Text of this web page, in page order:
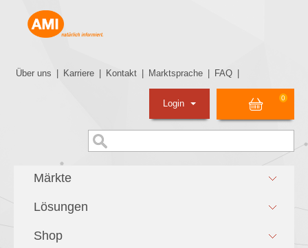
Über uns Karriere Kontakt Marktsprache FAQ
0
Login
Märkte
Lösungen
Shop